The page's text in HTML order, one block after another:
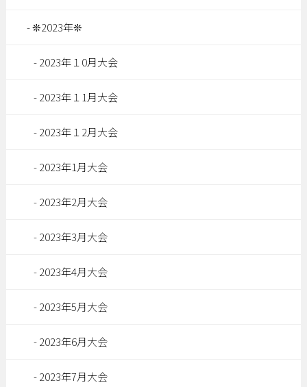
❊2023年❊
2023年１0月大会
2023年１1月大会
2023年１2月大会
2023年1月大会
2023年2月大会
2023年3月大会
2023年4月大会
2023年5月大会
2023年6月大会
2023年7月大会